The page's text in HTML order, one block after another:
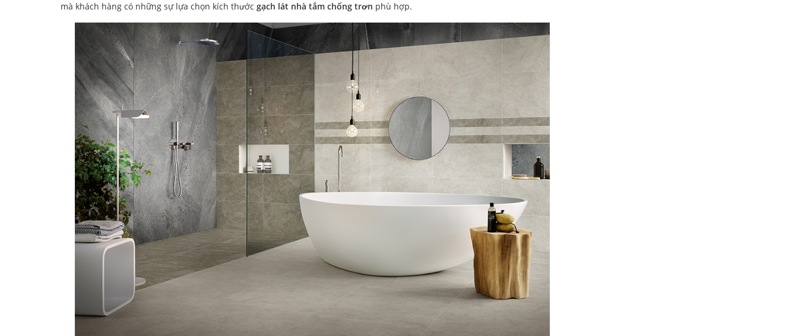
mà khách hàng có những sự lựa chọn kích thước gạch lát nhà tắm chống trơn phù hợp.